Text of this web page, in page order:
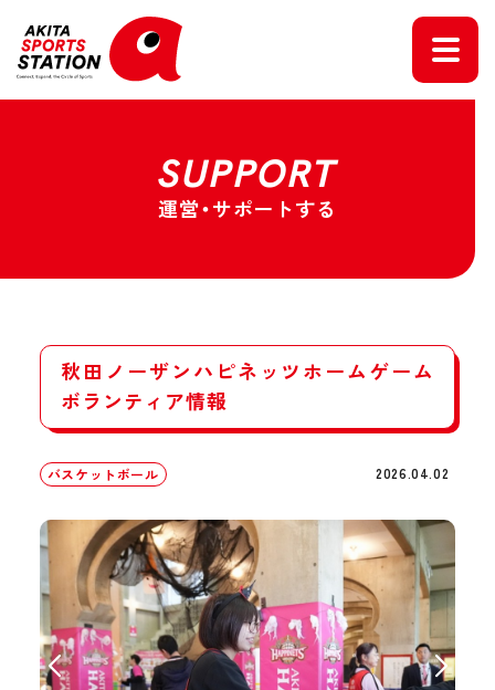
SUPPORT
運営・サポートする
秋田ノーザンハピネッツホームゲーム
ボランティア情報
バスケットボール 2026.04.02